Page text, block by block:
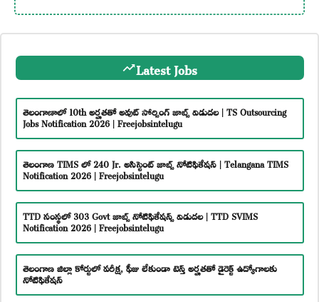
Latest Jobs
తెలంగాణాలో 10th అర్హతతో అవుట్ సోర్సింగ్ జాబ్స్ విడుదల | TS Outsourcing
Jobs Notification 2026 | Freejobsintelugu
తెలంగాణ TIMS లో 240 Jr. అసిస్టెంట్ జాబ్స్ నోటిఫికేషన్ | Telangana TIMS
Notification 2026 | Freejobsintelugu
TTD సంస్థలో 303 Govt జాబ్స్ నోటిఫికేషన్స్ విడుదల | TTD SVIMS
Notification 2026 | Freejobsintelugu
తెలంగాణ జిల్లా కోర్టులో పరీక్ష, ఫీజు లేకుండా టెన్త్ అర్హతతో డైరెక్ట్ ఉద్యోగాలకు
నోటిఫికేషన్